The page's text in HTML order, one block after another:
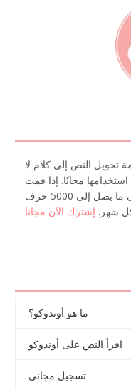
تحويل النص إلى كلام لا
مجانًا. إذا قمت
بالتسجيل مجانًا، فيمكنك الحصول على ما يصل إلى 5000 حرف
شهر. إشترك الآن مجانا
ما هو أوندوكو؟
اقرأ النص على أوندوكو
تسجيل مجاني